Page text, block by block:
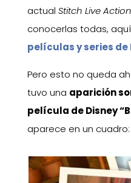
actual Stitch Live Action
conocerlas todas,
películas y series de
Pero esto no queda
tuvo una aparición
película de Disney
aparece en un cuadro: